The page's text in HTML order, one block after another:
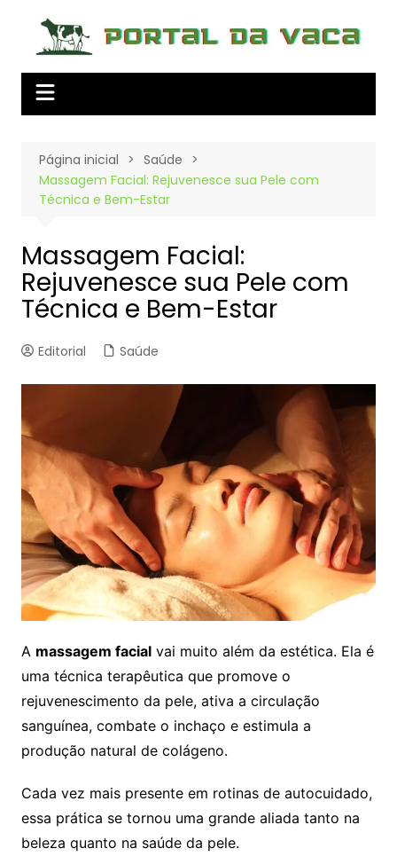
conteúdo
Página inicial
Saúde
Massagem Facial: Rejuvenesce sua Pele com
Técnica e Bem-Estar
Massagem Facial:
Rejuvenesce sua Pele com
Técnica e Bem-Estar
Editorial Saúde
A massagem facialvai muito além da estética. Ela é
uma técnica terapêutica que promove o
rejuvenescimento da pele, ativa a circulação
sanguínea, combate o inchaço e estimula a
produção natural de colágeno.
Cada vez mais presente em rotinas de autocuidado,
essa prática se tornou uma grande aliada tanto na
beleza quanto na saúde da pele.